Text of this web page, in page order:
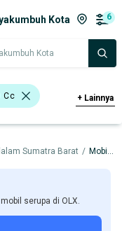
Kota 6
Kota
Cc
Cc
+ Lainnya
Sumatra Barat / Mobil Bekas dalam Payakumbuh Kota
serupa di OLX.